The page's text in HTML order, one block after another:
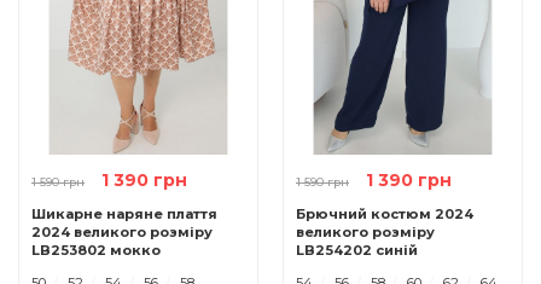
1 590 грн 1 390 грн
Шикарне наряне плаття
2024 великого розміру
LB253802 мокко
1 590 грн 1 390 грн
Брючний костюм 2024
великого розміру
LB254202 синій